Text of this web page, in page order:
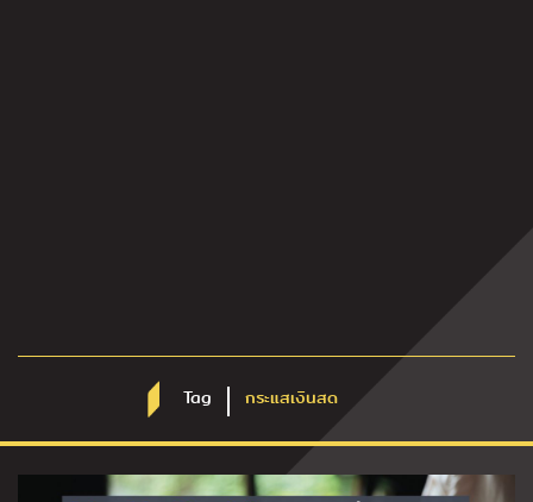
Tag กระแสเงินสด